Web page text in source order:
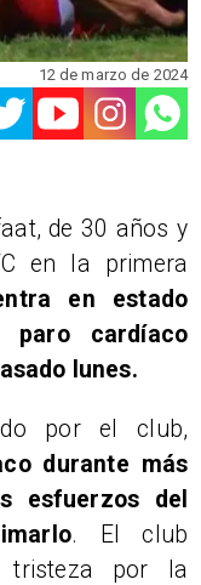
12 de marzo de 2024
de 30 años y
en la primera
en estado
cardíaco
lunes.
por el club,
durante más
esfuerzos del
. El club
tristeza por la